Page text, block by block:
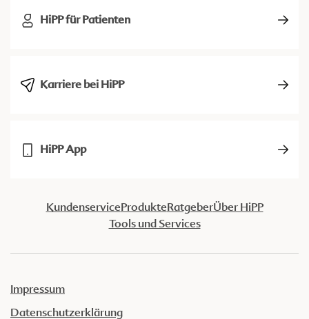
HiPP für Patienten
Karriere bei HiPP
HiPP App
KundenserviceProdukteRatgeberÜber HiPP
Tools und Services
Impressum
Datenschutzerklärung